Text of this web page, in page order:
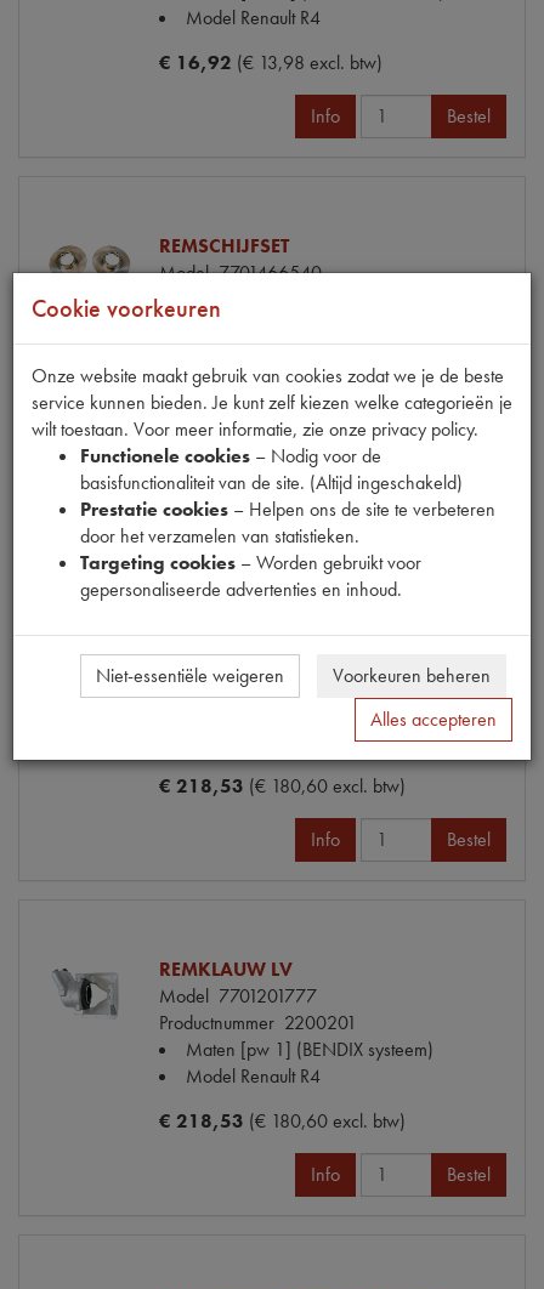
Model Renault R4
€ 16,92 (€ 13,98 excl. btw)
Info Bestel
REMSCHIJFSET
Model7701466540
Codes
84020
Maten[PW 1] Ø 228x10mm
Model Renault R4
€ 40,50(€ 33,47 excl. btw)
Info Bestel
REMKLAUW RV
Model7701201778
Productnummer2200202
[pw 1] (BENDIX systeem)
€ 218,53 (€ 180,60 excl. btw)
Info Bestel
REMKLAUW LV
Model 7701201777
Productnummer 2200201
Maten [pw 1] (BENDIX systeem)
Model Renault R4
€ 218,53 (€ 180,60 excl. btw)
Info Bestel
Cookie voorkeuren
Onze website maakt gebruik van cookies zodat we je de beste
service kunnen bieden. Je kunt zelf kiezen welke categorieën je
wilt toestaan. Voor meer informatie, zie onze privacy policy.
Functionele cookies – Nodig voor de
basisfunctionaliteit van de site. (Altijd ingeschakeld)
Prestatie cookies – Helpen ons de site te verbeteren
door het verzamelen van statistieken.
Targeting cookies – Worden gebruikt voor
gepersonaliseerde advertenties en inhoud.
Niet-essentiële weigeren
Voorkeuren beheren
Alles accepteren